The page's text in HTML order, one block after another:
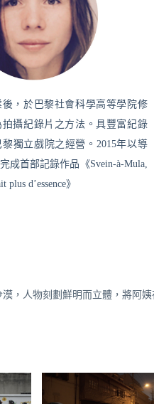
，於巴黎社會科學高等學院修
攝紀錄片之方法。具豐富紀錄
獨立戲院之經營。2015年以導
成首部記錄作品《Svein-à-Mula,
plus d’essence》
，人物刻劃鮮明而立體，將阿姨